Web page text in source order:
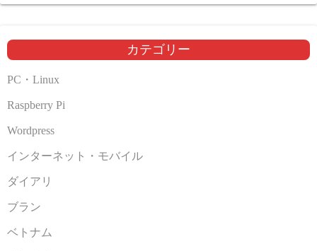
カ
ブ
カテゴリー
PC・Linux
Raspberry Pi
Wordpress
インターネット・モバイル
ダイアリ
ブラン
ベトナム